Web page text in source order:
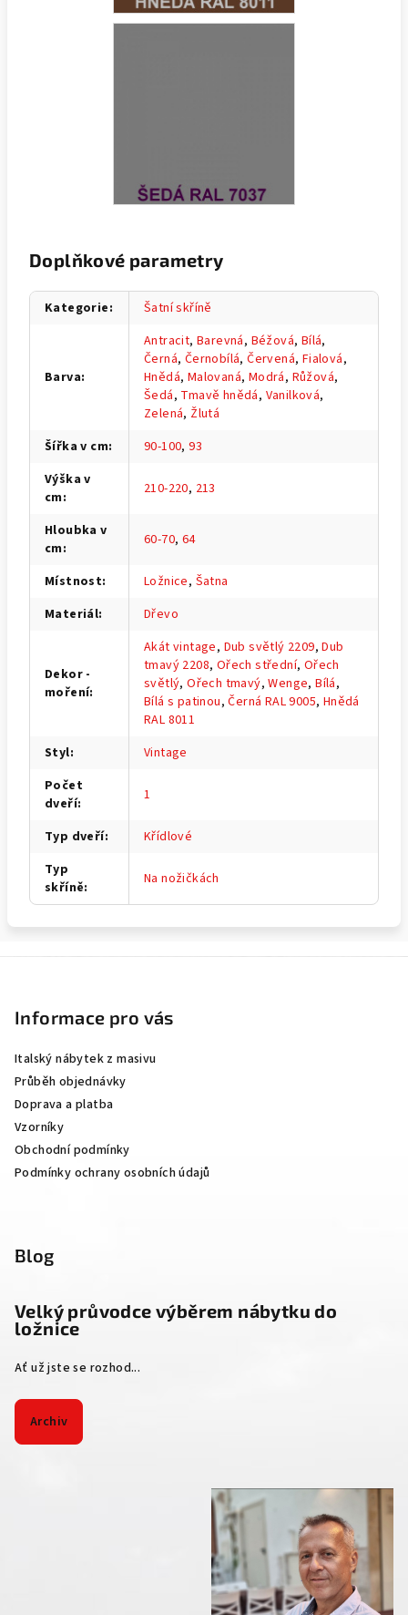
Doplňkové parametry
Kategorie: Šatní skříně
Barva:
Antracit,Barevná, Béžová, Bílá,
Černá, Černobílá,Červená, Fialová,
Hnědá, Malovaná, Modrá, Růžová,
Šedá, Tmavě hnědá, Vanilková,
Zelená, Žlutá
Šířka v cm: 90-100,93
Výška v
cm: 210-220, 213
Hloubka v
cm: 60-70, 64
Místnost: Ložnice, Šatna
Materiál: Dřevo
Dekor -
moření:
Akát vintage, Dub světlý 2209,Dub
tmavý 2208, Ořech střední, Ořech
světlý,Ořech tmavý,Wenge,Bílá,
Bílá s patinou,Černá RAL 9005, Hnědá
RAL 8011
Styl:
Vintage
Počet
dveří: 1
Typ dveří:
Křídlové
Typ
skříně: Na nožičkách
Informace pro vás
Italský nábytek z masivu
Průběh objednávky
Doprava a platba
Vzorníky
Obchodní podmínky
Podmínky ochrany osobních údajů
Blog
Velký průvodce výběrem nábytku do
ložnice
Ať už jste se rozhod...
Archiv